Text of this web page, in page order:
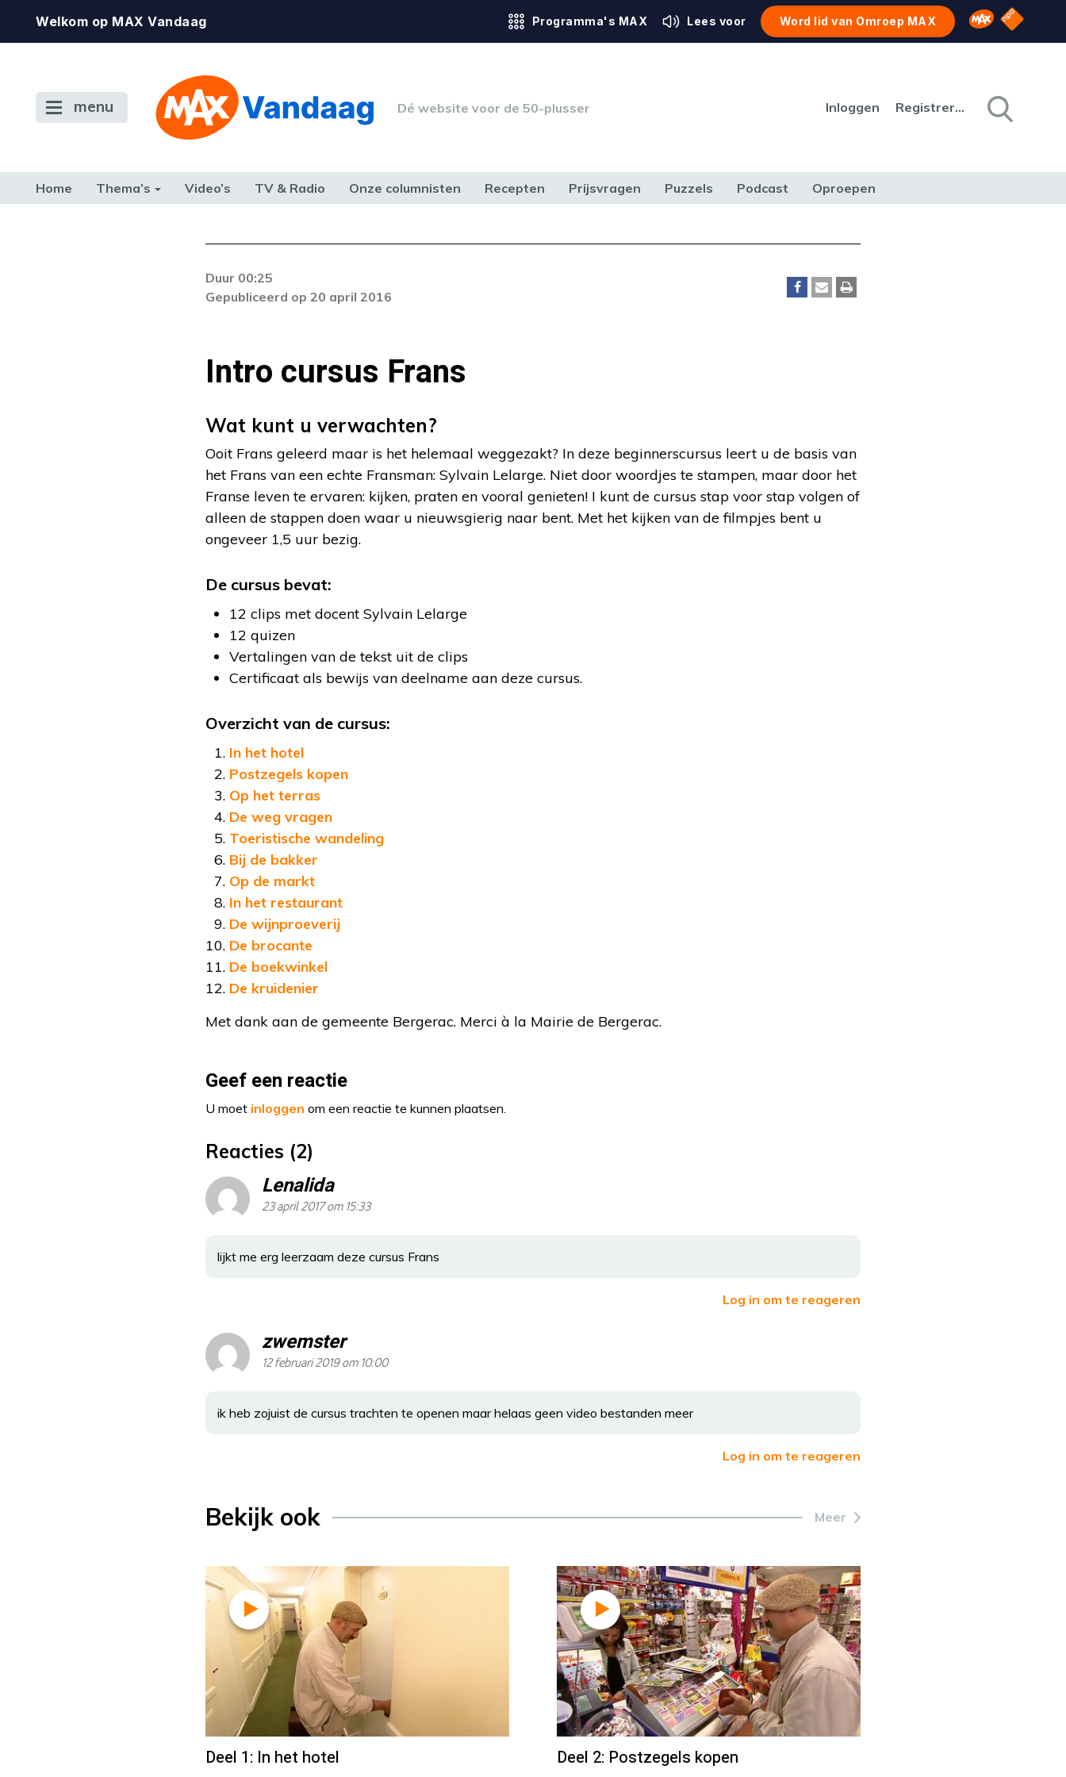
Welkom op MAX Vandaag Programma's MAX Lees voor Word lid van Omroep MAX Omroep MAX
NPO
menu Dé website voor de 50-plusser Inloggen Registreren
Home Thema’s Video’s TV & Radio Onze columnisten Recepten Prijsvragen Puzzels Podcast Oproepen
Duur 00:25
Gepubliceerd op 20 april 2016
Intro cursus Frans
Wat kunt u verwachten?
Ooit Frans geleerd maar is het helemaal weggezakt? In deze beginnerscursus leert u de basis van
het Frans van een echte Fransman: Sylvain Lelarge. Niet door woordjes te stampen, maar door het
Franse leven te ervaren: kijken, praten en vooral genieten! I kunt de cursus stap voor stap volgen of
alleen de stappen doen waar u nieuwsgierig naar bent. Met het kijken van de filmpjes bent u
ongeveer 1,5 uur bezig.
De cursus bevat:
12 clips met docent Sylvain Lelarge
12 quizen
Vertalingen van de tekst uit de clips
Certificaat als bewijs van deelname aan deze cursus.
Overzicht van de cursus:
In het hotel
Postzegels kopen
Op het terras
De weg vragen
Toeristische wandeling
Bij de bakker
Op de markt
In het restaurant
De wijnproeverij
De brocante
De boekwinkel
De kruidenier
Met dank aan de gemeente Bergerac. Merci à la Mairie de Bergerac.
Geef een reactie
U moet inloggen om een reactie te kunnen plaatsen.
Reacties (2)
Lenalida
23 april 2017 om 15:33
lijkt me erg leerzaam deze cursus Frans
Log in om te reageren
zwemster
12 februari 2019 om 10:00
ik heb zojuist de cursus trachten te openen maar helaas geen video bestanden meer
Log in om te reageren
Bekijk ook Meer
Deel 1: In het hotel Deel 2: Postzegels kopen